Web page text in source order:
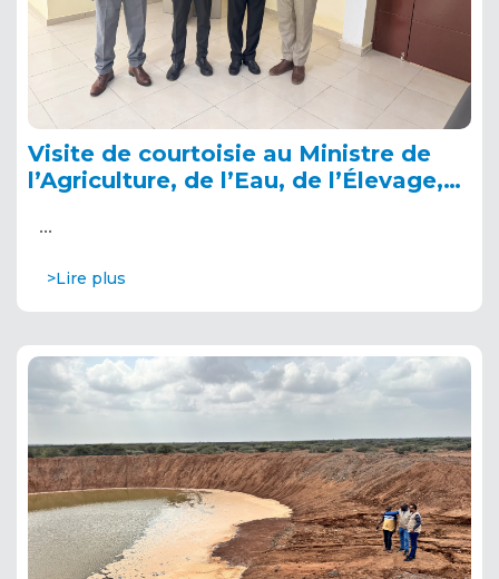
Visite de courtoisie au Ministre de
l’Agriculture, de l’Eau, de l’Élevage,
Halieutiques de Djibouti, 23
…
>Lire plus